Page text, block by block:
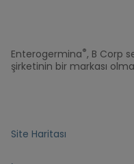
Enterogermina®, B Corp
şirketinin bir markası
Site Haritası